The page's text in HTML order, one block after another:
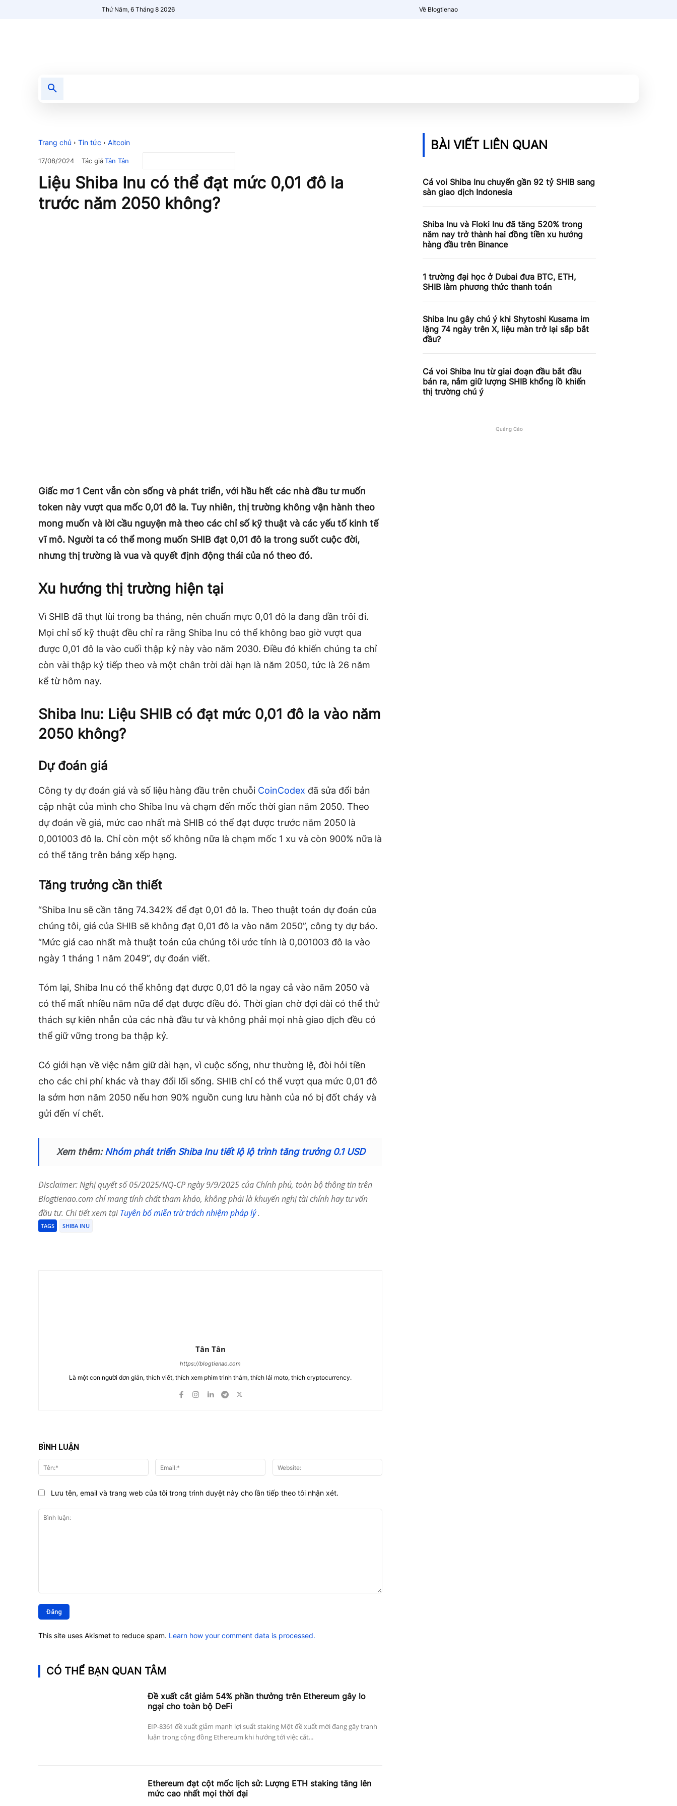
Thứ Năm, 6 Tháng 8 2026 Về Blogtienao
Trang chủ Tin tức Altcoin
17/08/2024 Tác giảTân Tân
Liệu Shiba Inu có thể đạt mức 0,01 đô la
trước năm 2050 không?
Giấc mơ 1 Cent vẫn còn sống và phát triển, với hầu hết các nhà đầu tư muốn
token này vượt qua mốc 0,01 đô la. Tuy nhiên, thị trường không vận hành theo
mong muốn và lời cầu nguyện mà theo các chỉ số kỹ thuật và các yếu tố kinh tế
vĩ mô. Người ta có thể mong muốn SHIB đạt 0,01 đô la trong suốt cuộc đời,
nhưng thị trường là vua và quyết định động thái của nó theo đó.
Xu hướng thị trường hiện tại
Vì SHIB đã thụt lùi trong ba tháng, nên chuẩn mực 0,01 đô la đang dần trôi đi.
Mọi chỉ số kỹ thuật đều chỉ ra rằng Shiba Inu có thể không bao giờ vượt qua
được 0,01 đô la vào cuối thập kỷ này vào năm 2030. Điều đó khiến chúng ta chỉ
còn vài thập kỷ tiếp theo và một chân trời dài hạn là năm 2050, tức là 26 năm
kể từ hôm nay.
Shiba Inu: Liệu SHIB có đạt mức 0,01 đô la vào năm
2050 không?
Dự đoán giá
Công ty dự đoán giá và số liệu hàng đầu trên chuỗi CoinCodex đã sửa đổi bản
cập nhật của mình cho Shiba Inu và chạm đến mốc thời gian năm 2050. Theo
dự đoán về giá, mức cao nhất mà SHIB có thể đạt được trước năm 2050 là
0,001003 đô la. Chỉ còn một số không nữa là chạm mốc 1 xu và còn 900% nữa là
có thể tăng trên bảng xếp hạng.
Tăng trưởng cần thiết
“Shiba Inu sẽ cần tăng 74.342% để đạt 0,01 đô la. Theo thuật toán dự đoán của
chúng tôi, giá của SHIB sẽ không đạt 0,01 đô la vào năm 2050”, công ty dự báo.
“Mức giá cao nhất mà thuật toán của chúng tôi ước tính là 0,001003 đô la vào
ngày 1 tháng 1 năm 2049”, dự đoán viết.
Tóm lại, Shiba Inu có thể không đạt được 0,01 đô la ngay cả vào năm 2050 và
có thể mất nhiều năm nữa để đạt được điều đó. Thời gian chờ đợi dài có thể thử
thách sự kiên nhẫn của các nhà đầu tư và không phải mọi nhà giao dịch đều có
thể giữ vững trong ba thập kỷ.
Có giới hạn về việc nắm giữ dài hạn, vì cuộc sống, như thường lệ, đòi hỏi tiền
cho các chi phí khác và thay đổi lối sống. SHIB chỉ có thể vượt qua mức 0,01 đô
la sớm hơn năm 2050 nếu hơn 90% nguồn cung lưu hành của nó bị đốt cháy và
gửi đến ví chết.
Xem thêm:Nhóm phát triển Shiba Inu tiết lộ lộ trình tăng trưởng 0.1 USD
Disclaimer: Nghị quyết số 05/2025/NQ-CP ngày 9/9/2025 của Chính phủ, toàn bộ thông tin trên
Blogtienao.com chỉ mang tính chất tham khảo, không phải là khuyến nghị tài chính hay tư vấn
đầu tư. Chi tiết xem tạiTuyên bố miễn trừ trách nhiệm pháp lý.
TAGS SHIBA INU
Tân Tân
https://blogtienao.com
Là một con người đơn giản, thích viết, thích xem phim trinh thám, thích lái moto, thích cryptocurrency.
BÌNH LUẬN
luận:
Tên:* Email:*
Lưu tên, email và trang web của tôi trong trình duyệt này cho lần tiếp theo tôi nhận xét.
This site uses Akismet to reduce spam. Learn how your comment data is processed.
CÓ THỂ BẠN QUAN TÂM
Đề xuất cắt giảm 54% phần thưởng trên Ethereum gây lo
ngại cho toàn bộ DeFi
EIP-8361 đề xuất giảm mạnh lợi suất staking Một đề xuất mới đang gây tranh
luận trong cộng đồng Ethereum khi hướng tới việc cắt...
Ethereum đạt cột mốc lịch sử: Lượng ETH staking tăng lên
mức cao nhất mọi thời đại
BÀI VIẾT LIÊN QUAN
Cá voi Shiba Inu chuyển gần 92 tỷ SHIB sang
sàn giao dịch Indonesia
Shiba Inu và Floki Inu đã tăng 520% ​​trong
năm nay trở thành hai đồng tiền xu hướng
hàng đầu trên Binance
1 trường đại học ở Dubai đưa BTC, ETH,
SHIB làm phương thức thanh toán
Shiba Inu gây chú ý khi Shytoshi Kusama im
lặng 74 ngày trên X, liệu màn trở lại sắp bắt
đầu?
Cá voi Shiba Inu từ giai đoạn đầu bắt đầu
bán ra, nắm giữ lượng SHIB khổng lồ khiến
thị trường chú ý
Quảng Cáo